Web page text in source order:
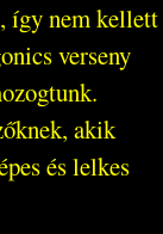
így nem kellett
verseny
akik
és lelkes